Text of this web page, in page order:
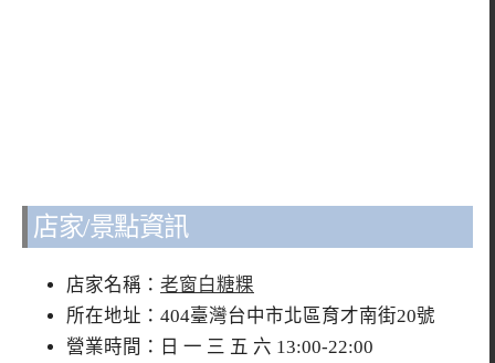
店家/景點資訊
店家名稱： 老窗白糖粿
所在地址：404臺灣台中市北區育才南街20號
營業時間：日 一 三 五 六 13:00-22:00